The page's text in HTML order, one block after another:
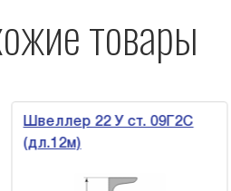
товары
Швеллер 22 У ст. 09Г2С
(дл.12м)